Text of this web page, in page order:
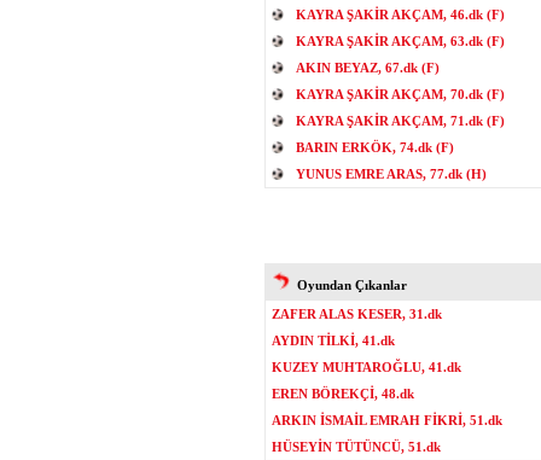
KAYRA ŞAKİR AKÇAM, 46.dk (F)
KAYRA ŞAKİR AKÇAM, 63.dk (F)
AKIN BEYAZ, 67.dk (F)
KAYRA ŞAKİR AKÇAM, 70.dk (F)
KAYRA ŞAKİR AKÇAM, 71.dk (F)
BARIN ERKÖK, 74.dk (F)
YUNUS EMRE ARAS, 77.dk (H)
Oyundan Çıkanlar
ZAFER ALAS KESER, 31.dk
AYDIN TİLKİ, 41.dk
KUZEY MUHTAROĞLU, 41.dk
EREN BÖREKÇİ, 48.dk
ARKIN İSMAİL EMRAH FİKRİ, 51.dk
HÜSEYİN TÜTÜNCÜ, 51.dk